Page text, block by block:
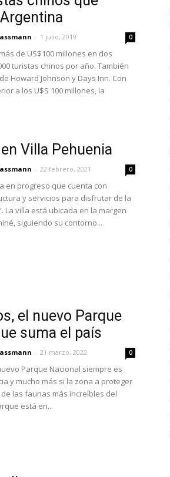
Argentina
- 1 julio, 2019 0
de US$100 millones en dos
turistas chinos por año. También
Howard Johnson y Days Inn. Con
a los U$S 100 millones, la
Villa Pehuenia
- 22 febrero, 2021 0
en progreso que cuenta con
y servicios para disfrutar de la
La villa está ubicada en la margen
siguiendo su contorno...
el nuevo Parque
suma el país
- 21 marzo, 2022 0
Parque Nacional siempre es
y mucho más si la zona a proteger
las faunas más increíbles del
está en...